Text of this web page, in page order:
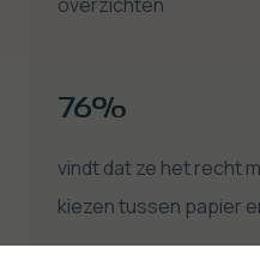
overzichten
76%
vindt dat ze het recht
kiezen tussen papier